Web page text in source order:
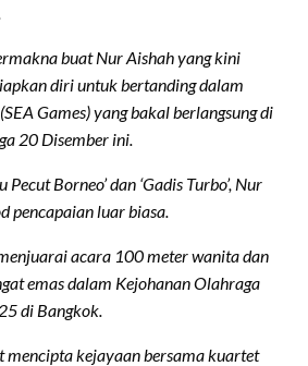
buat Nur Aishah yang kini
diri untuk bertanding dalam
Games) yang bakal berlangsung di
20 Disember ini.
Pecut Borneo’ dan ‘Gadis Turbo’, Nur
pencapaian luar biasa.
acara 100 meter wanita dan
emas dalam Kejohanan Olahraga
di Bangkok.
mencipta kejayaan bersama kuartet